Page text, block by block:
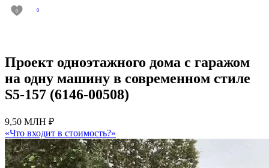
0 0
Проект одноэтажного дома с гаражом
на одну машину в современном стиле
S5-157 (6146-00508)
9,50 МЛН ₽
«Что входит в стоимость?»